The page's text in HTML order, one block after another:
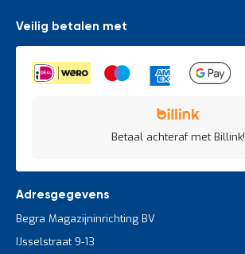
Veilig betalen met
Betaal achteraf met Billink!
Adresgegevens
Begra Magazijninrichting BV
IJsselstraat 9-13